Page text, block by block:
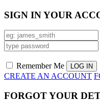
SIGN IN YOUR
Remember Me
CREATE AN ACCOUNT
FORGOT YOUR